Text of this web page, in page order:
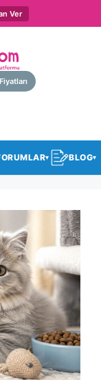
Ver
▾ BLOG▾